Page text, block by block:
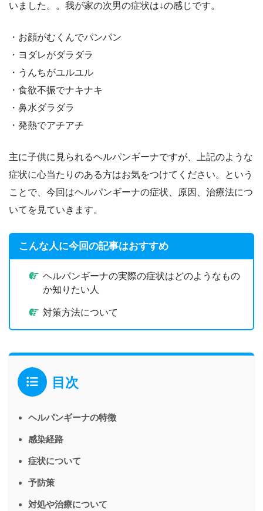
いました。。我が家の次男の症状は↓の感じです。
・お顔がむくんでパンパン
・ヨダレがダラダラ
・うんちがユルユル
・食欲不振でナキナキ
・鼻水ダラダラ
・発熱でアチアチ
主に子供に見られるヘルパンギーナですが、上記のような
症状に心当たりのある方はお気をつけてください。という
ことで、今回はヘルパンギーナの症状、原因、治療法につ
いてを見ていきます。
こんな人に今回の記事はおすすめ
ヘルパンギーナの実際の症状はどのようなもの
か知りたい人
対策方法について
目次
ヘルパンギーナの特徴
感染経路
症状について
予防策
対処や治療について